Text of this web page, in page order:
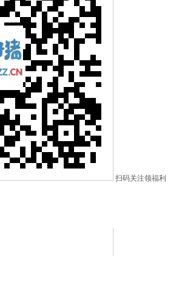
扫码关注领福利